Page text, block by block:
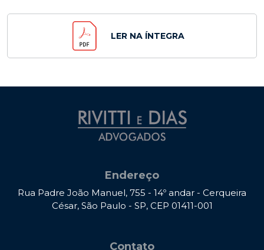
LER NA ÍNTEGRA
Endereço
Rua Padre João Manuel, 755 - 14º andar - Cerqueira
César, São Paulo - SP, CEP 01411-001
Contato